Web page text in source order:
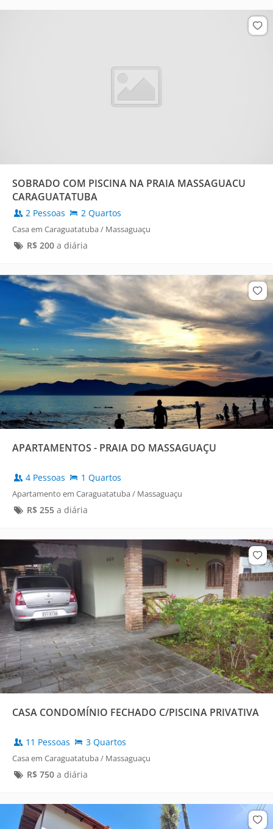
SOBRADO COM PISCINA NA PRAIA MASSAGUACU
CARAGUATATUBA
2 Pessoas 2 Quartos
Casa em Caraguatatuba / Massaguaçu
R$ 200a diária
APARTAMENTOS - PRAIA DO MASSAGUAÇU
4 Pessoas 1 Quartos
Apartamento em Caraguatatuba / Massaguaçu
R$ 255a diária
CASA CONDOMÍNIO FECHADO C/PISCINA PRIVATIVA
11 Pessoas 3 Quartos
Casa em Caraguatatuba / Massaguaçu
R$ 750a diária